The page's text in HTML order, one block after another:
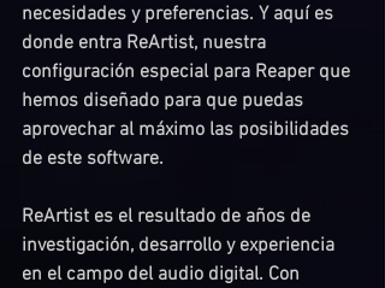
necesidades y preferencias. Y aquí es
donde entra ReArtist, nuestra
configuración especial para Reaper que
hemos diseñado para que puedas
aprovechar al máximo las posibilidades
de este software.
ReArtist es el resultado de años de
investigación, desarrollo y experiencia
en el campo del audio digital. Con